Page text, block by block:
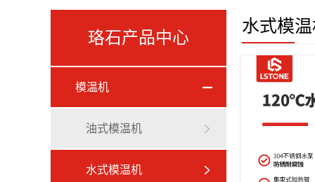
珞石产品中心
模温机
油式模温机
水式模温机
水式模